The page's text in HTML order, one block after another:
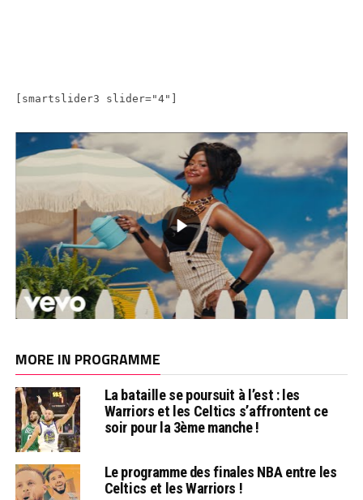
[smartslider3 slider="4"]
MORE IN PROGRAMME
La bataille se poursuit à l’est : les
Warriors et les Celtics s’affrontent ce
soir pour la 3ème manche !
Le programme des finales NBA entre les
Celtics et les Warriors !